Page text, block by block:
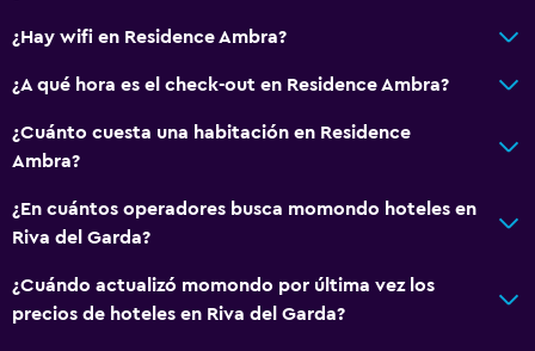
¿Hay wifi en Residence Ambra?
¿A qué hora es el check-out en Residence Ambra?
¿Cuánto cuesta una habitación en Residence
Ambra?
¿En cuántos operadores busca momondo hoteles en
Riva del Garda?
¿Cuándo actualizó momondo por última vez los
precios de hoteles en Riva del Garda?